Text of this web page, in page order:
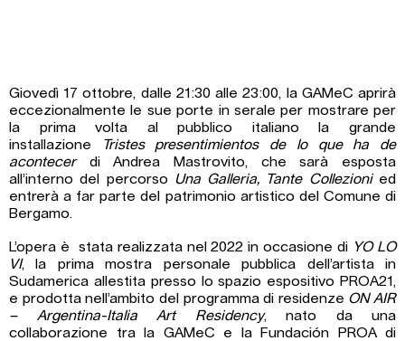
Giovedì 17 ottobre, dalle 21:30 alle 23:00, la GAMeC aprirà
eccezionalmente le sue porte in serale per mostrare per
la prima volta al pubblico italiano la grande
installazione
Tristes presentimientos de lo que ha de
acontecerdi Andrea Mastrovito, che sarà esposta
all’interno del percorso Una Galleria, Tante Collezionied
entrerà a far parte del patrimonio artistico del Comune di
Bergamo.
L’opera è stata realizzata nel 2022 in occasione di YO LO
VI, la prima mostra personale pubblica dell’artista in
Sudamerica allestita presso lo spazio espositivo PROA21,
e prodotta nell’ambito del programma di residenze ON AIR
– Argentina-Italia Art Residency, nato da una
collaborazione tra la GAMeC e la Fundación PROA di